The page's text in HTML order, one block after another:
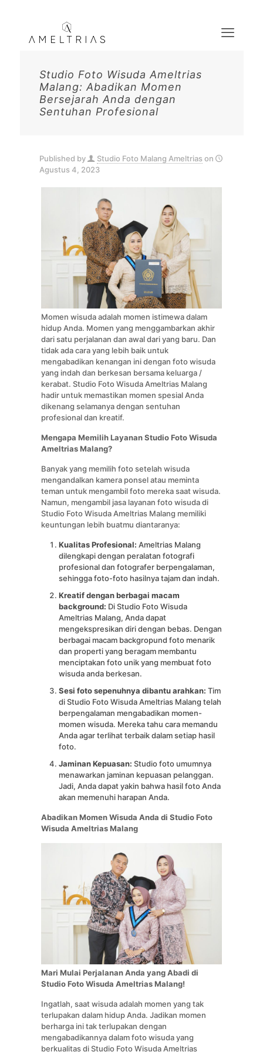
Studio Foto Wisuda Ameltrias
Malang: Abadikan Momen
Bersejarah Anda dengan
Sentuhan Profesional
Published by Studio Foto Malang Ameltrias on
Agustus 4, 2023
Momen wisuda adalah momen istimewa dalam
hidup Anda. Momen yang menggambarkan akhir
dari satu perjalanan dan awal dari yang baru. Dan
tidak ada cara yang lebih baik untuk
mengabadikan kenangan ini dengan foto wisuda
yang indah dan berkesan bersama keluarga /
kerabat. Studio Foto Wisuda Ameltrias Malang
hadir untuk memastikan momen spesial Anda
dikenang selamanya dengan sentuhan
profesional dan kreatif.
Mengapa Memilih Layanan Studio Foto Wisuda
Ameltrias Malang?
Banyak yang memilih foto setelah wisuda
mengandalkan kamera ponsel atau meminta
teman untuk mengambil foto mereka saat wisuda.
Namun, mengambil jasa layanan foto wisuda di
Studio Foto Wisuda Ameltrias Malang memiliki
keuntungan lebih buatmu diantaranya:
Kualitas Profesional: Ameltrias Malang
dilengkapi dengan peralatan fotografi
profesional dan fotografer berpengalaman,
sehingga foto-foto hasilnya tajam dan indah.
Kreatif dengan berbagai macam
background: Di Studio Foto Wisuda
Ameltrias Malang, Anda dapat
mengekspresikan diri dengan bebas. Dengan
berbagai macam backgropund foto menarik
dan properti yang beragam membantu
menciptakan foto unik yang membuat foto
wisuda anda berkesan.
Sesi foto sepenuhnya dibantu arahkan: Tim
di Studio Foto Wisuda Ameltrias Malang telah
berpengalaman mengabadikan momen-
momen wisuda. Mereka tahu cara memandu
Anda agar terlihat terbaik dalam setiap hasil
foto.
Jaminan Kepuasan: Studio foto umumnya
menawarkan jaminan kepuasan pelanggan.
Jadi, Anda dapat yakin bahwa hasil foto Anda
akan memenuhi harapan Anda.
Abadikan Momen Wisuda Anda di Studio Foto
Wisuda Ameltrias Malang
Mari Mulai Perjalanan Anda yang Abadi di
Studio Foto Wisuda Ameltrias Malang!
Ingatlah, saat wisuda adalah momen yang tak
terlupakan dalam hidup Anda. Jadikan momen
berharga ini tak terlupakan dengan
mengabadikannya dalam foto wisuda yang
berkualitas di Studio Foto Wisuda Ameltrias